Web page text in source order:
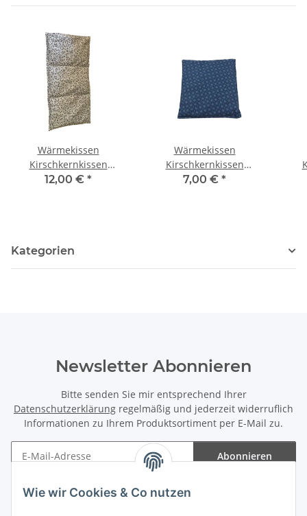
Wie wir Cookies & Co nutzen
Wärmekissen
Kirschkernkissen
"Winterzweige"
12,00 € *
Wärmekissen
Kirschkernkissen
quadratisch
7,00 € *
Kategorien
Newsletter Abonnieren
Bitte senden Sie mir entsprechend Ihrer
Datenschutzerklärung regelmäßig und jederzeit widerruflich
Informationen zu Ihrem Produktsortiment per E-Mail zu.
Abonnieren